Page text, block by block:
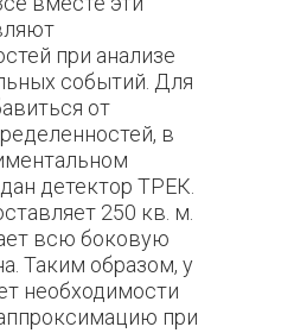
при анализе
событий. Для
от
в
детектор ТРЕК.
250 кв. м.
всю боковую
Таким образом, у
необходимости
при